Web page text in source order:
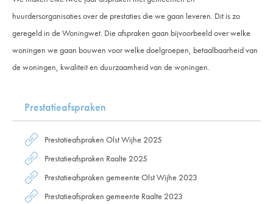
huurdersorganisaties over de prestaties die we gaan leveren. Dit is zo
geregeld in de Woningwet. Die afspraken gaan bijvoorbeeld over welke
woningen we gaan bouwen voor welke doelgroepen, betaalbaarheid van
de woningen, kwaliteit en duurzaamheid van de woningen.
Prestatieafspraken
Prestatieafspraken Olst Wijhe 2025
Prestatieafspraken Raalte 2025
Prestatieafspraken gemeente Olst Wijhe 2023
Prestatieafspraken gemeente Raalte 2023